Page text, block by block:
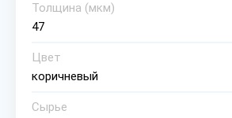
Толщина (мкм)
47
Цвет
коричневый
Сырье